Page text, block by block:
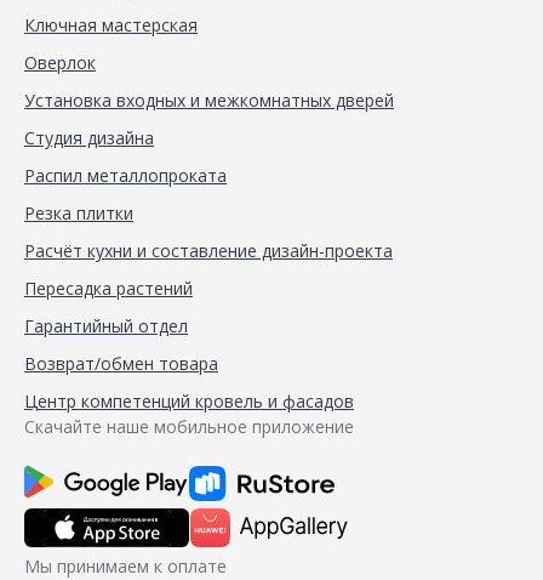
Ключная мастерская
Оверлок
Установка входных и межкомнатных дверей
Студия дизайна
Распил металлопроката
Резка плитки
Расчёт кухни и составление дизайн-проекта
Пересадка растений
Гарантийный отдел
Возврат/обмен товара
Центр компетенций кровель и фасадов
Скачайте наше мобильное приложение
Мы принимаем к оплате